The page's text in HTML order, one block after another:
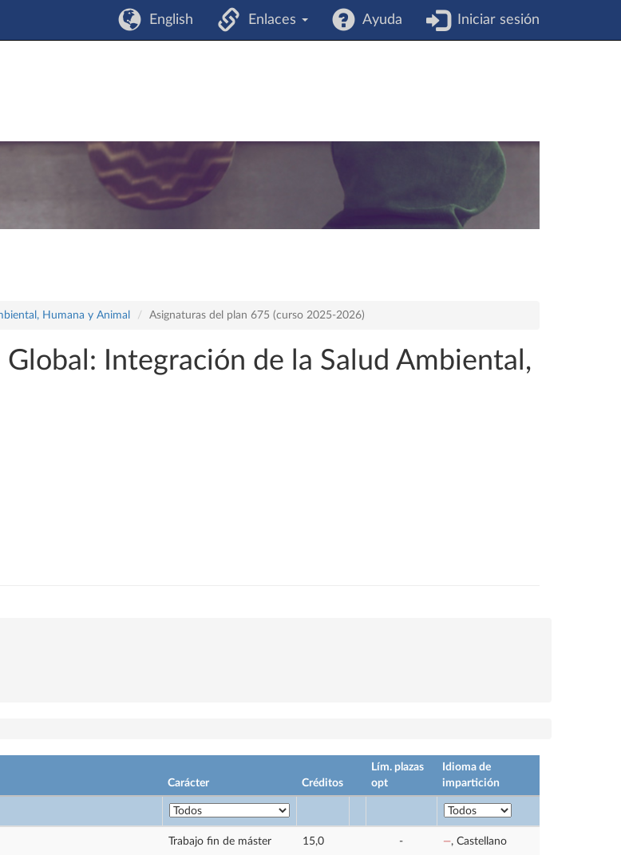
English Enlaces Ayuda Iniciar sesión
Humana y Animal Asignaturas del plan 675 (curso 2025-2026)
Integración de la Salud Ambiental,
Carácter Créditos
Lím. plazas
opt
Idioma de
impartición
Trabajo fin de máster 15,0 - —, Castellano